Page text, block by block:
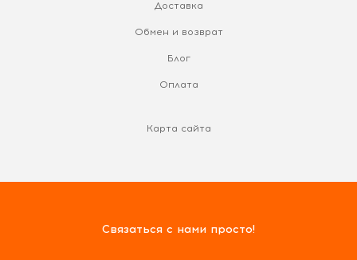
Доставка
Обмен и возврат
Блог
Оплата
Карта сайта
Связаться с нами просто!